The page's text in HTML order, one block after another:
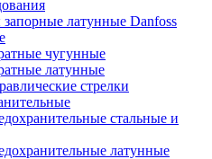
латунные Danfoss
чугунные
латунные
стрелки
стальные и
латунные